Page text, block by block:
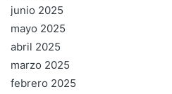
junio 2025
mayo 2025
abril 2025
marzo 2025
febrero 2025